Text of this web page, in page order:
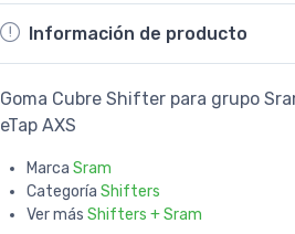
Información de producto
Goma Cubre Shifter para grupo
eTap AXS
Marca Sram
Categoría Shifters
Ver más Shifters + Sram